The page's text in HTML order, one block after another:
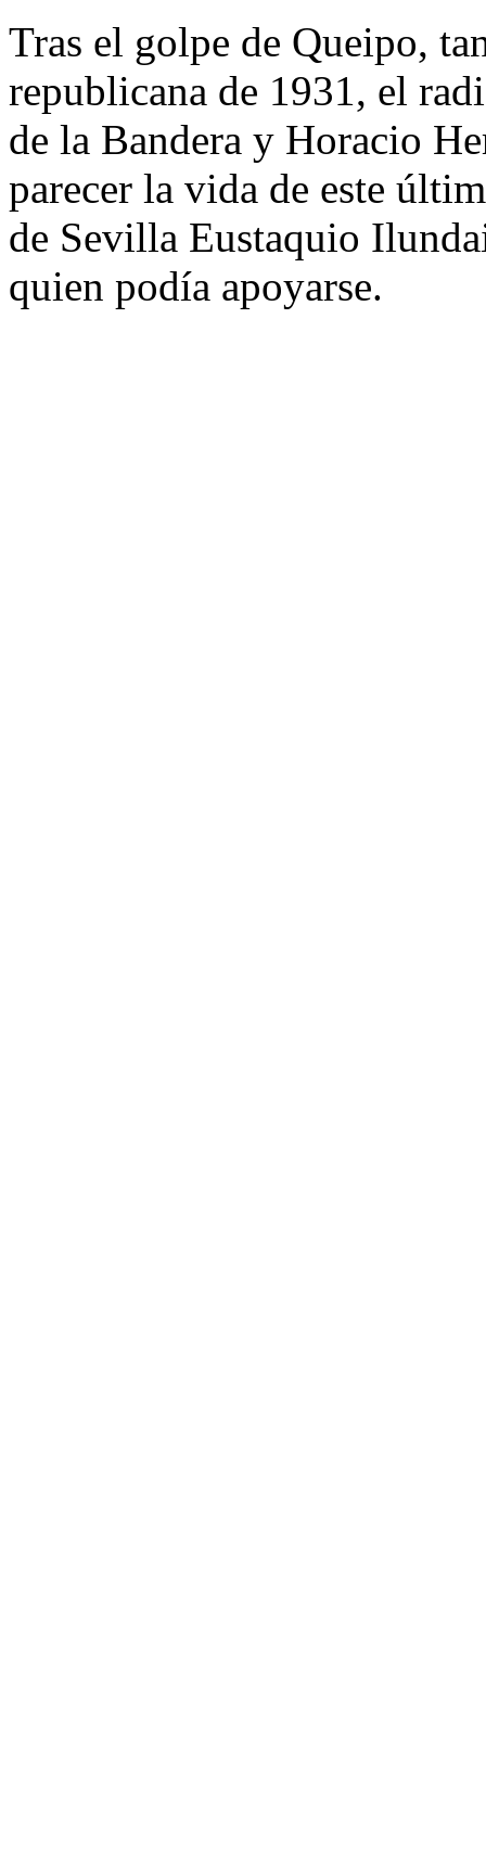
Tras el golpe de Queipo,
republicana de 1931, el
de la Bandera y Horacio
parecer la vida de este
de Sevilla Eustaquio
quien podía apoyarse.